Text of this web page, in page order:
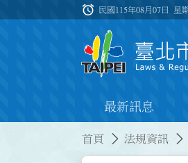
:::
alarm 民國115年08月07日 星
最新訊息
首頁 法規資訊